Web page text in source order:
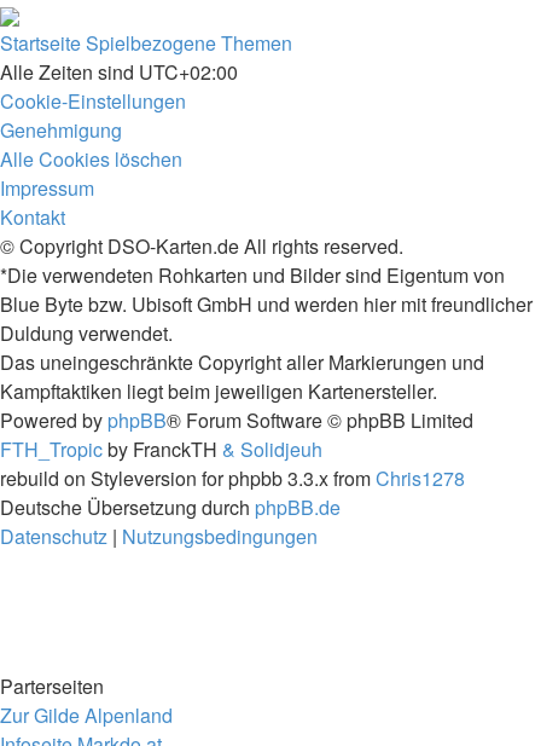
StartseiteSpielbezogene Themen
Alle Zeiten sind UTC+02:00
Cookie-Einstellungen
Genehmigung
Alle Cookies löschen
Impressum
Kontakt
© Copyright DSO-Karten.de All rights reserved.
*Die verwendeten Rohkarten und Bilder sind Eigentum von
Blue Byte bzw. Ubisoft GmbH und werden hier mit freundlicher
Duldung verwendet.
Das uneingeschränkte Copyright aller Markierungen und
Kampftaktiken liegt beim jeweiligen Kartenersteller.
Powered by phpBB® Forum Software © phpBB Limited
FTH_Tropicby FranckTH & Solidjeuh
rebuild on Styleversion for phpbb 3.3.x fromChris1278
Deutsche Übersetzung durch phpBB.de
Datenschutz | Nutzungsbedingungen
Parterseiten
Zur Gilde Alpenland